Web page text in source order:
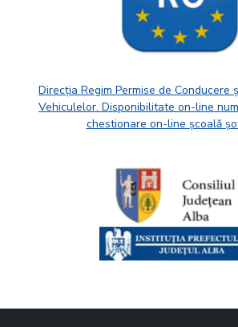
Direcția Regim Permise de Conducere
Vehiculelor. Disponibilitate on-line
chestionare on-line școală